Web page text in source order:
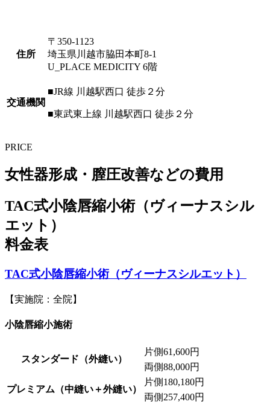
住所
〒350-1123
埼玉県川越市脇田本町8-1
U_PLACE MEDICITY 6階
交通機関
■JR線 川越駅西口 徒歩２分
■東武東上線 川越駅西口 徒歩２分
PRICE
女性器形成・膣圧改善などの費用
TAC式小陰唇縮小術（ヴィーナスシル
エット）
料金表
TAC式小陰唇縮小術（ヴィーナスシルエット）
【実施院：全院】
小陰唇縮小施術
スタンダード（外縫い）
片側61,600円
両側88,000円
プレミアム（中縫い＋外縫い）
片側 180,180円
両側 257,400円